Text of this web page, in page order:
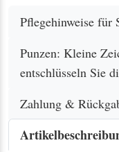
Pflegehinweise für
Punzen: Kleine
entschlüsseln Sie
Zahlung &